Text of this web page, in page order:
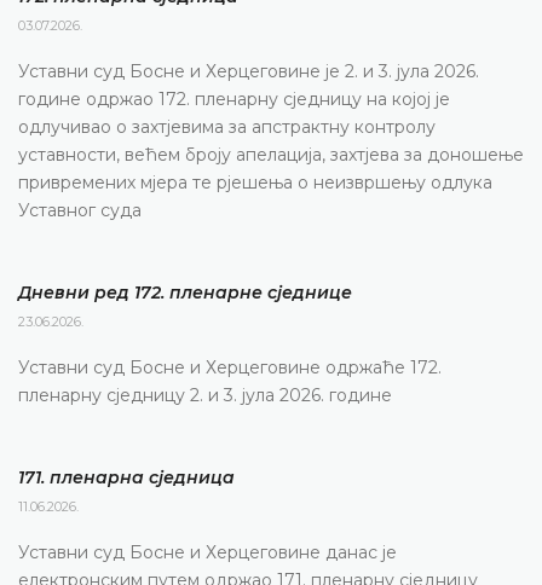
03.07.2026.
Уставни суд Босне и Херцеговине је 2. и 3. јула 2026.
године одржао 172. пленарну сједницу на којој је
одлучивао о захтјевима за апстрактну контролу
уставности, већем броју апелација, захтјева за доношење
привремених мјера те рјешења о неизвршењу одлука
Уставног суда
Дневни ред 172. пленарне сједнице
23.06.2026.
Уставни суд Босне и Херцеговине одржаће 172.
пленарну сједницу 2. и 3. јула 2026. године
171. пленарна сједницa
11.06.2026.
Уставни суд Босне и Херцеговине данас је
електронским путем одржао 171. пленарну сједницу